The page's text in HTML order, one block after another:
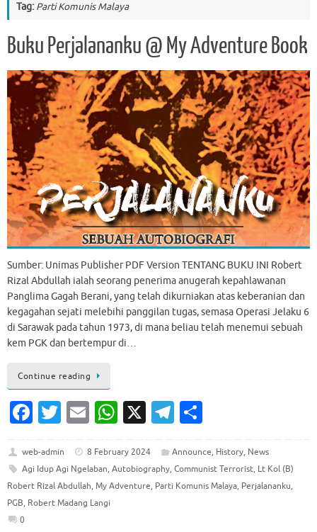
Tag: Parti Komunis Malaya
Buku Perjalananku @ My Adventure Book
Sumber: Unimas Publisher PDF Version TENTANG BUKU INI Robert
Rizal Abdullah ialah seorang penerima anugerah kepahlawanan
Panglima Gagah Berani, yang telah dikurniakan atas keberanian dan
kegagahan sejati melebihi panggilan tugas, semasa Operasi Jelaku 6
di Sarawak pada tahun 1973, di mana beliau telah menemui sebuah
kem PGK dan bertempur di…
Continue reading
Fa
e
b
o
T
it
te
r
E
ai
l
W
at
s
X T
e
gr
ar
e
web-admin 8 February 2024 Announce, History, News
Agi Idup Agi Ngelaban, Autobiography, Communist Terrorist, Lt Kol (B)
Robert Rizal Abdullah, My Adventure, Parti Komunis Malaya, Perjalananku,
PGB, Robert Madang Langi
0